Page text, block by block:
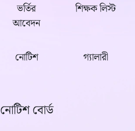
ভর্তির
আবেদন
শিক্ষক লিস্ট
নোটিশ গ্যালারী
নোটিশ বোর্ড